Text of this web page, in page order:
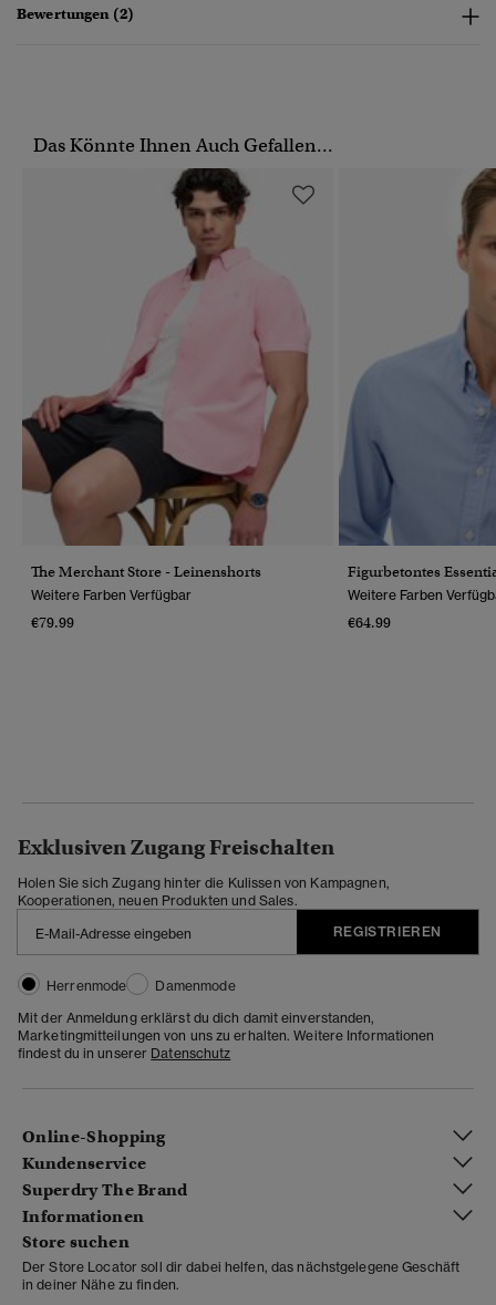
Bewertungen (2)
Das Könnte Ihnen Auch Gefallen...
The Merchant Store - Leinenshorts
Weitere Farben Verfügbar
€79.99
Figurbetontes
Weitere Farben
€64.99
Exklusiven Zugang Freischalten
Holen Sie sich Zugang hinter die Kulissen von Kampagnen,
Kooperationen, neuen Produkten und Sales.
REGISTRIEREN
Herrenmode
Damenmode
Mit der Anmeldung erklärst du dich damit einverstanden,
Marketingmitteilungen von uns zu erhalten. Weitere Informationen
findest du in unserer Datenschutz
Online-Shopping
Kundenservice
Superdry The Brand
Informationen
Store suchen
Der Store Locator soll dir dabei helfen, das nächstgelegene Geschäft
in deiner Nähe zu finden.